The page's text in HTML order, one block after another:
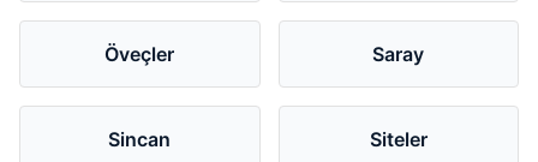
Öveçler Saray
Sincan Siteler